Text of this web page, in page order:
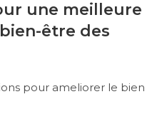
une meilleure
être des